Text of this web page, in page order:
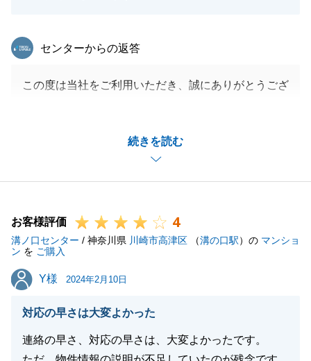
続きを読む
東急リバブル
センターからの返答
この度は当社をご利用いただき、誠にありがとうござ
てなかなか前向きな回答を得られず大変な思いをしま
したが、Ｈ様のご協力もあり、あきらめずに多数の金
融機関に声を掛け、やっとの思いで前向きな回答を得
また、仲介として至らなかったことは、今後に生かし
てまいりたいと思っております。
お客様評価 4
溝ノ口センター / 神奈川県 川崎市高津区 （溝の口駅）の マンショ
ン を ご購入
Y様
Y様 2024年2月10日
対応の早さは大変よかった
連絡の早さ、対応の早さは、大変よかったです。